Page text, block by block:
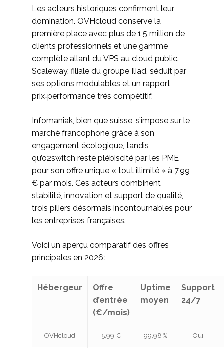
Les acteurs historiques confirment leur
domination. OVHcloud conserve la
première place avec plus de 1,5 million de
clients professionnels et une gamme
complète allant du VPS au cloud public.
Scaleway, filiale du groupe Iliad, séduit par
ses options modulables et un rapport
prix‑performance très compétitif.
Infomaniak, bien que suisse, s’impose sur le
marché francophone grâce à son
engagement écologique, tandis
qu’o2switch reste plébiscité par les PME
pour son offre unique « tout illimité » à 7,99
€ par mois. Ces acteurs combinent
stabilité, innovation et support de qualité,
trois piliers désormais incontournables pour
les entreprises françaises.
Voici un aperçu comparatif des offres
principales en 2026 :
Hébergeur
Offre
d’entrée
(€/mois)
Uptime
moyen
Support
24/7
OVHcloud 5,99 € 99,98 % Oui